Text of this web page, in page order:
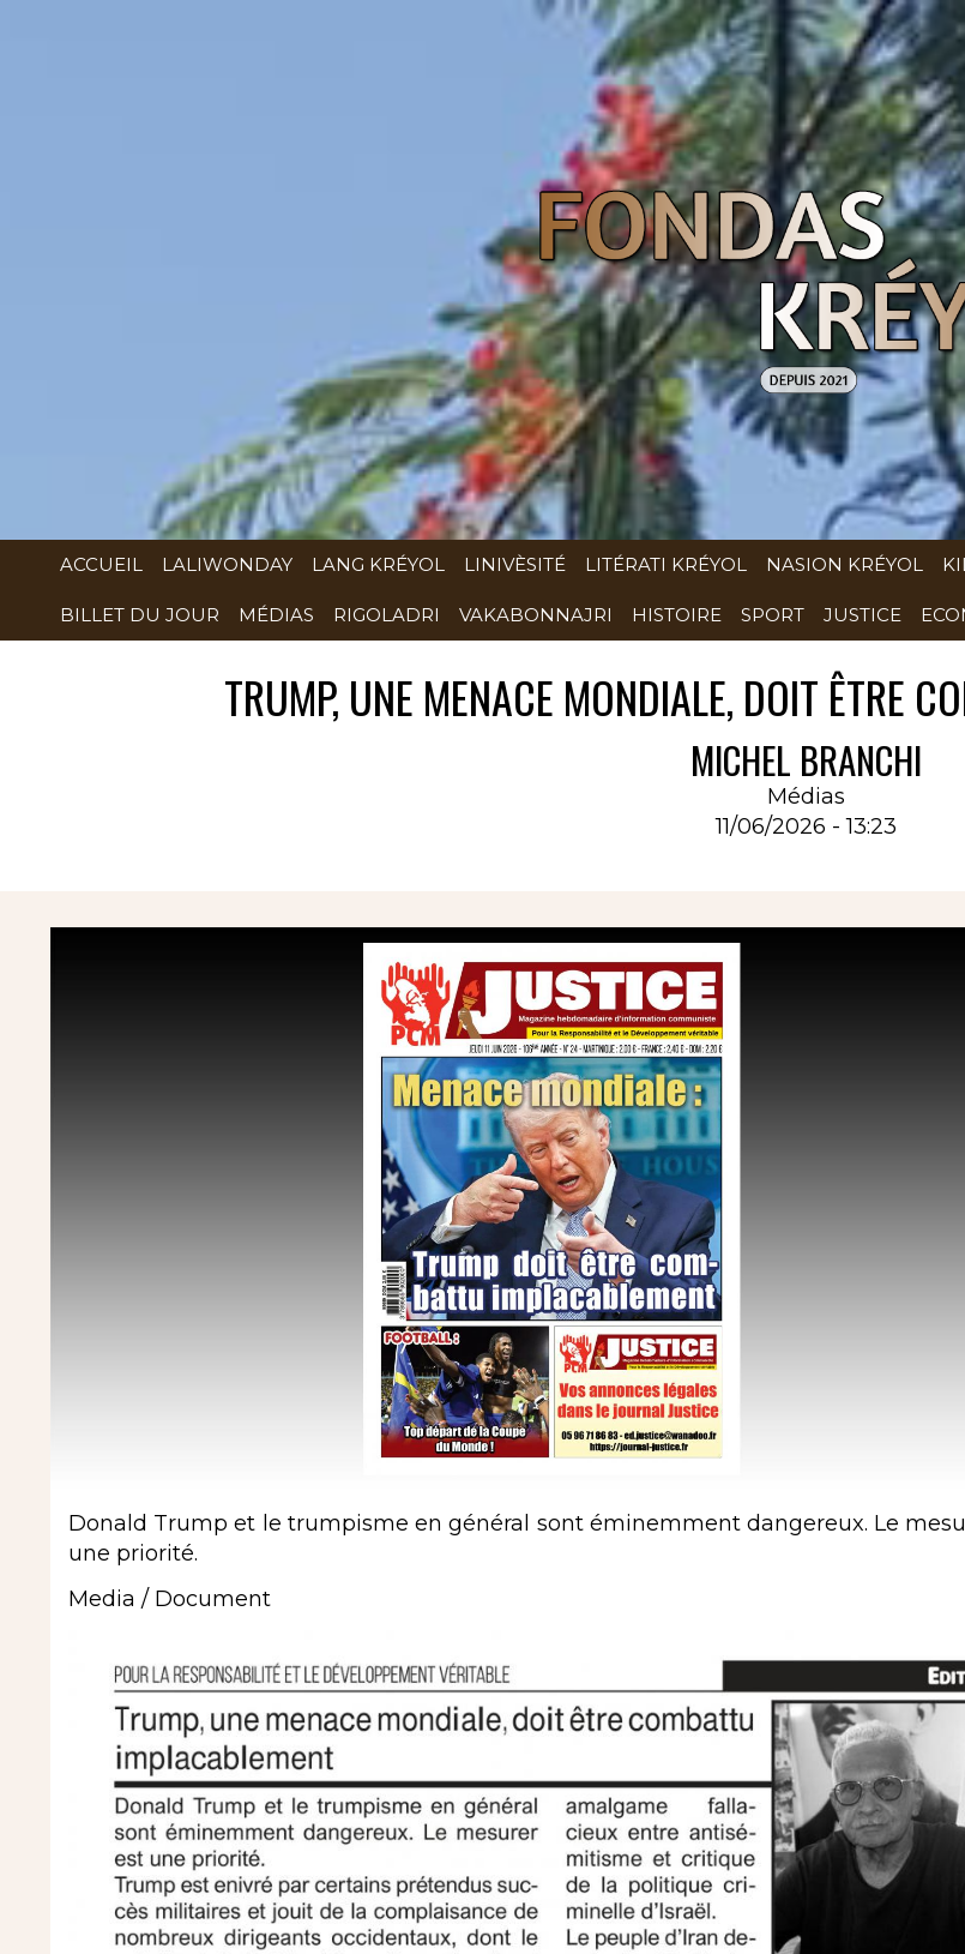
ACCUEIL LALIWONDAY LANG KRÉYOL LINIVÈSITÉ LITÉRATI KRÉYOL NASION KRÉYOL
BILLET DU JOUR MÉDIAS RIGOLADRI VAKABONNAJRI HISTOIRE SPORT JUSTICE
TRUMP, UNE MENACE MONDIALE, DOIT ÊTRE
MICHEL BRANCHI
Médias
11/06/2026 - 13:23
Donald Trump et le trumpisme en général sont éminemment dangereux. Le
une priorité.
Media / Document